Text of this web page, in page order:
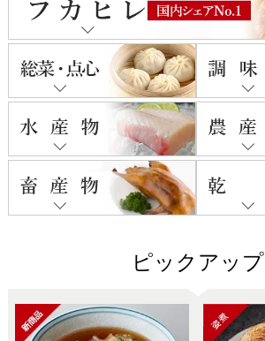
ピックアップ